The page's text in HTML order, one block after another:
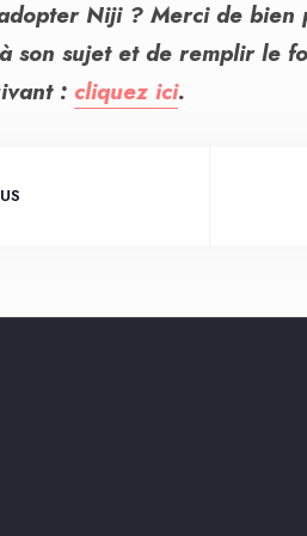
Niji ? Merci de bien
son sujet et de remplir le
: cliquez ici.